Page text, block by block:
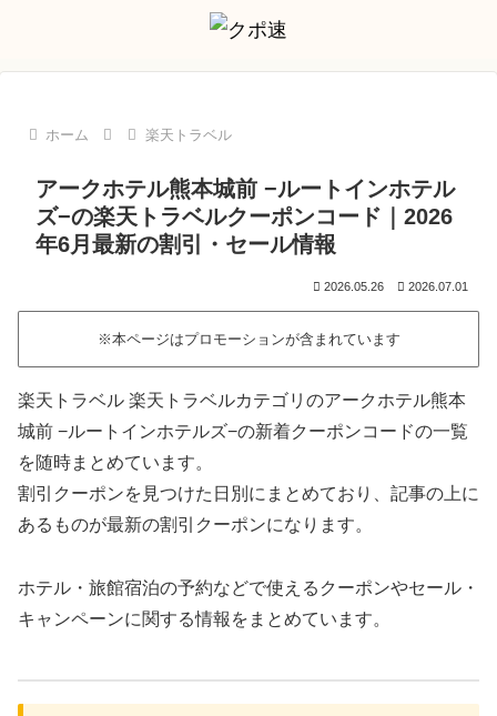
ホーム 楽天トラベル
アークホテル熊本城前 −ルートインホテル
ズ−の楽天トラベルクーポンコード｜2026
年6月最新の割引・セール情報
2026.05.26 2026.07.01
※本ページはプロモーションが含まれています
楽天トラベル 楽天トラベルカテゴリのアークホテル熊本
城前 −ルートインホテルズ−の新着クーポンコードの一覧
を随時まとめています。
割引クーポンを見つけた日別にまとめており、記事の上に
あるものが最新の割引クーポンになります。
ホテル・旅館宿泊の予約などで使えるクーポンやセール・
キャンペーンに関する情報をまとめています。